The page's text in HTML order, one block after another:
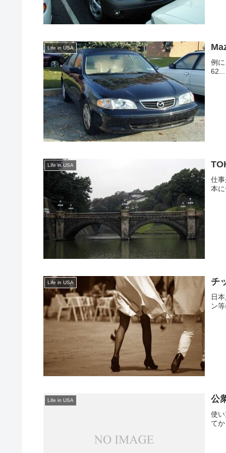
Life in USA
例
62...
Life in USA
仕
本
Life in USA チ
日
ン
Life in USA 公
使
て